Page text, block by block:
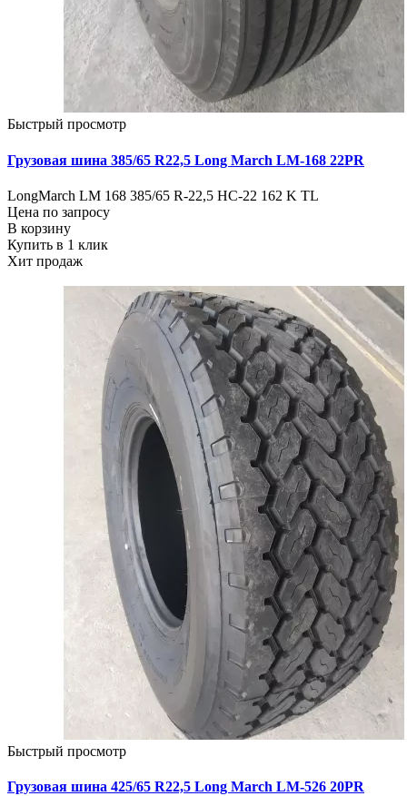
Быстрый просмотр
Грузовая шина 385/65 R22,5 Long March LM-168 22PR
LongMarch LM 168 385/65 R-22,5 НС-22 162 K TL
Цена по запросу
В корзину
Купить в 1 клик
Хит продаж
Быстрый просмотр
Грузовая шина 425/65 R22,5 Long March LM-526 20PR